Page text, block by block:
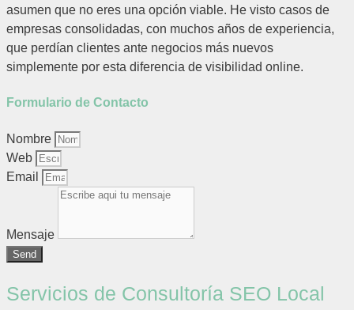
asumen que no eres una opción viable. He visto casos de
empresas consolidadas, con muchos años de experiencia,
que perdían clientes ante negocios más nuevos
simplemente por esta diferencia de visibilidad online.
Formulario de Contacto
Nombre
Web
Email
Mensaje
Send
Servicios de Consultoría SEO Local